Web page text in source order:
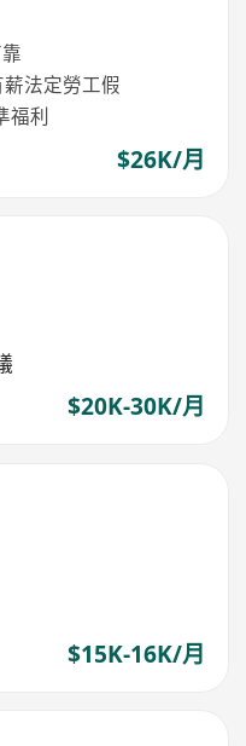
法定勞工假
福利
$26K/月
$20K-30K/月
$15K-16K/月